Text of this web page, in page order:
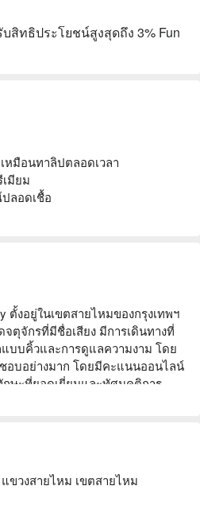
สิทธิประโยชน์สูงสุดถึง 3% Fun
หมือนทาลิปตลอดเวลา
มียม
ลอดเชื้อ
ตั้งอยู่ในเขตสายไหมของกรุงเทพฯ
ตุจักรที่มีชื่อเสียง มีการเดินทางที่
บบคิ้วและการดูแลความงาม โดย
อบอย่างมาก โดยมีคะแนนออนไลน์
กษะที่ยอดเยี่ยมและทัศนคติการ
เพื่อรับส่วนลด!
ขวงสายไหม เขตสายไหม